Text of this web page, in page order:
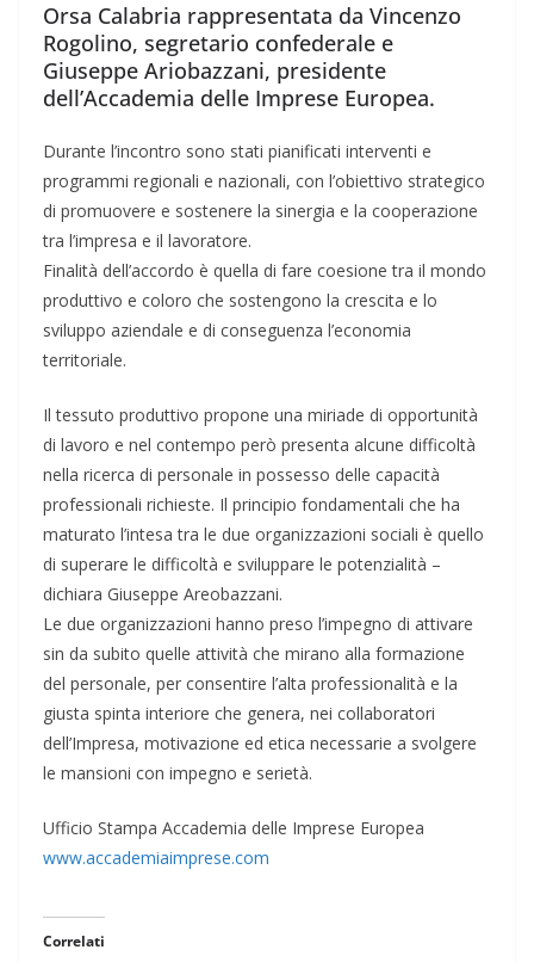
Orsa Calabria rappresentata da Vincenzo
Rogolino, segretario confederale e
Giuseppe Ariobazzani, presidente
dell’Accademia delle Imprese Europea.
Durante l’incontro sono stati pianificati interventi e
programmi regionali e nazionali, con l’obiettivo strategico
di promuovere e sostenere la sinergia e la cooperazione
tra l’impresa e il lavoratore.
Finalità dell’accordo è quella di fare coesione tra il mondo
produttivo e coloro che sostengono la crescita e lo
sviluppo aziendale e di conseguenza l’economia
territoriale.
Il tessuto produttivo propone una miriade di opportunità
di lavoro e nel contempo però presenta alcune difficoltà
nella ricerca di personale in possesso delle capacità
professionali richieste. Il principio fondamentali che ha
maturato l’intesa tra le due organizzazioni sociali è quello
di superare le difficoltà e sviluppare le potenzialità –
dichiara Giuseppe Areobazzani.
Le due organizzazioni hanno preso l’impegno di attivare
sin da subito quelle attività che mirano alla formazione
del personale, per consentire l’alta professionalità e la
giusta spinta interiore che genera, nei collaboratori
dell’Impresa, motivazione ed etica necessarie a svolgere
le mansioni con impegno e serietà.
Ufficio Stampa Accademia delle Imprese Europea
www.accademiaimprese.com
Correlati